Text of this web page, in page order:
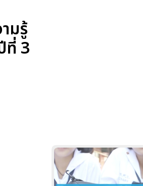
มรู้
ที่ 3